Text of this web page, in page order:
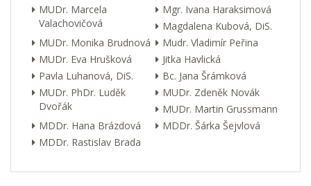
MUDr. Marcela
Valachovičová
Mgr. Ivana Haraksimová
Magdalena Kubová, DiS.
MUDr. Monika Brudnová
Mudr. Vladimír Peřina
MUDr. Eva Hrušková
Jitka Havlická
Pavla Luhanová, DiS.
Bc. Jana Šrámková
MUDr. PhDr. Luděk
Dvořák
MUDr. Zdeněk Novák
MUDr. Martin Grussmann
MDDr. Hana Brázdová
MDDr. Šárka Šejvlová
MDDr. Rastislav Brada